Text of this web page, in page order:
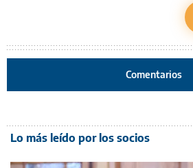
Comentarios
Lo más leído por los socios